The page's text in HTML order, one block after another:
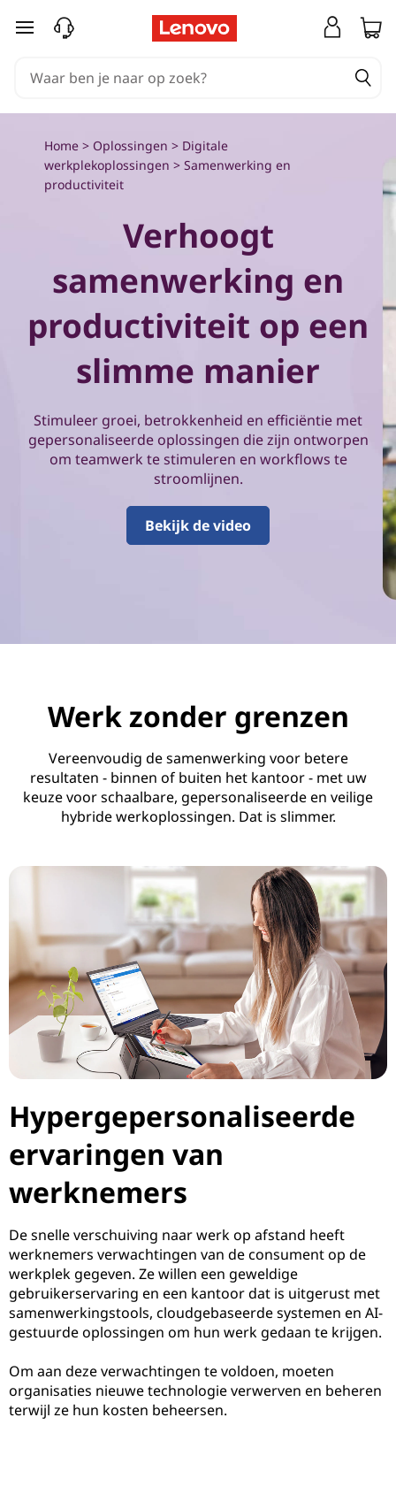
t
e
t
Ga naar de hoofdinhoud
Home > Oplossingen > Digitale
werkplekoplossingen > Samenwerking en
productiviteit
Verhoogt
samenwerking en
productiviteit op een
slimme manier
Stimuleer groei, betrokkenheid en efficiëntie met
gepersonaliseerde oplossingen die zijn ontworpen
om teamwerk te stimuleren en workflows te
stroomlijnen.
Bekijk de video
Werk zonder grenzen
Vereenvoudig de samenwerking voor betere
resultaten - binnen of buiten het kantoor - met uw
keuze voor schaalbare, gepersonaliseerde en veilige
hybride werkoplossingen. Dat is slimmer.
Hypergepersonaliseerde
ervaringen van
werknemers
De snelle verschuiving naar werk op afstand heeft
werknemers verwachtingen van de consument op de
werkplek gegeven. Ze willen een geweldige
gebruikerservaring en een kantoor dat is uitgerust met
samenwerkingstools, cloudgebaseerde systemen en AI-
gestuurde oplossingen om hun werk gedaan te krijgen.
Om aan deze verwachtingen te voldoen, moeten
organisaties nieuwe technologie verwerven en beheren
terwijl ze hun kosten beheersen.